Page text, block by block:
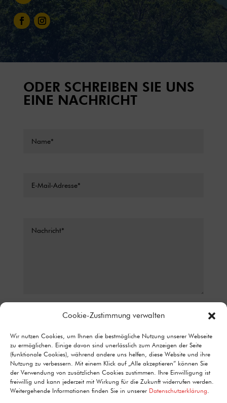
Cookie-Zustimmung verwalten
Wir nutzen Cookies, um Ihnen die bestmögliche Nutzung unserer Webseite
zu ermöglichen. Einige davon sind unerlässlich zum Anzeigen der Seite
(funktionale Cookies), während andere uns helfen, diese Website und ihre
Nutzung zu verbessern. Mit einem Klick auf „Alle akzeptieren“ können Sie
der Verwendung von zusätzlichen Cookies zustimmen. Ihre Einwilligung ist
freiwillig und kann jederzeit mit Wirkung für die Zukunft widerrufen werden.
Weitergehende Informationen finden Sie in unserer Datenschutzerklärung.
ODER SCHREIBEN SIE UNS
EINE NACHRICHT
KONTAKTFORMULAR ZUR BEANTWORTUNG MEINER ANFRAGE
ERHOBEN UND VERARBEITET WERDEN. DETAILLIERTE
INFORMATIONEN ZUM UMGANG MIT NUTZERDATEN FINDEN SIE IN
UNSERER DATENSCHUTZERKLÄRUNG.
3 + 5= Senden
Alternative: